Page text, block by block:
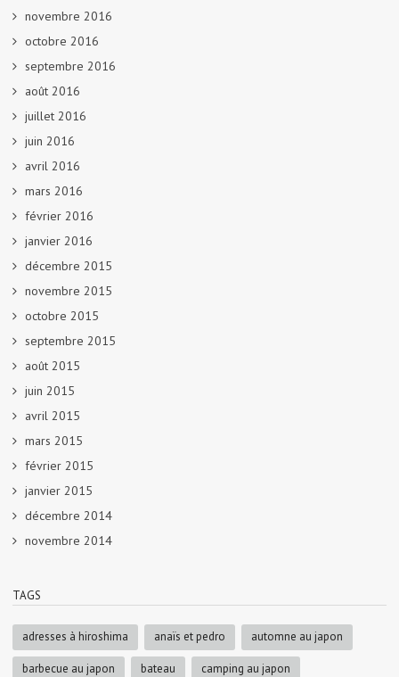
novembre 2016
octobre 2016
septembre 2016
août 2016
juillet 2016
juin 2016
avril 2016
mars 2016
février 2016
janvier 2016
décembre 2015
novembre 2015
octobre 2015
septembre 2015
août 2015
juin 2015
avril 2015
mars 2015
février 2015
janvier 2015
décembre 2014
novembre 2014
TAGS
adresses à hiroshima anaïs et pedro automne au japon
barbecue au japon bateau camping au japon